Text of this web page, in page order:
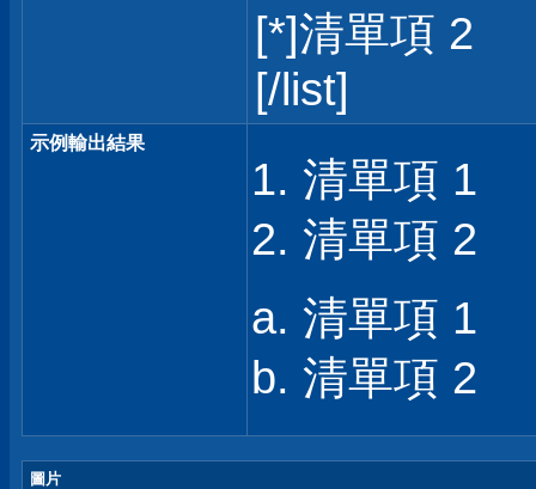
[*]清單項 2
[/list]
示例輸出結果
清單項 1
清單項 2
清單項 1
清單項 2
圖片